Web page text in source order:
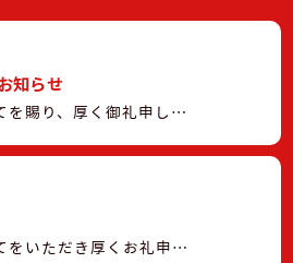
知らせ
を賜り、厚く御礼申し上
（土）より通常通り営
をいただき厚くお礼申し